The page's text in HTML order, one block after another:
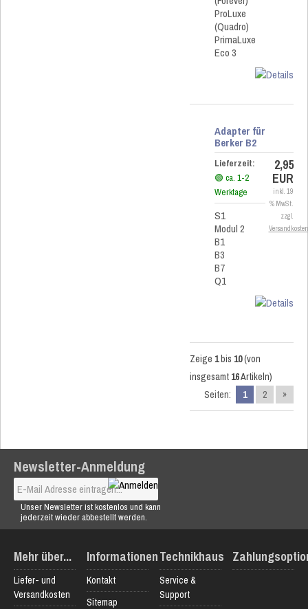
ProLuxe
(Quadro)
PrimaLuxe
Eco 3
Adapter für
Berker B2
Lieferzeit:
🟢 ca. 1-2
Werktage
S1
Modul 2
B1
B3
B7
Q1
2,95
EUR
inkl. 19
% MwSt.
zzgl.
Versandkosten
Zeige 1bis 10(von
insgesamt 16Artikeln)
Seiten:
1 2 »
Newsletter-Anmeldung
Unser Newsletter ist kostenlos und kann
jederzeit wieder abbestellt werden.
Mehr über...
Liefer- und
Versandkosten
Informationen
Kontakt
Sitemap
Technikhaus
Service &
Support